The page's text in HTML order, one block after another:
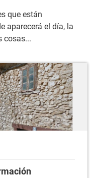
que están
aparecerá el día, la
cosas...
(OTC) de Álava